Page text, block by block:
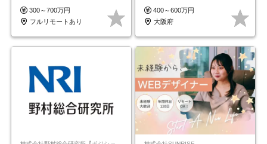
★年休最大130日★
300～700万円
フルリモートあり
400～600万円
大阪府